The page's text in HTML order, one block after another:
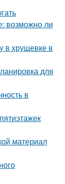
возможно ли
в хрущевке в
для
в
материал